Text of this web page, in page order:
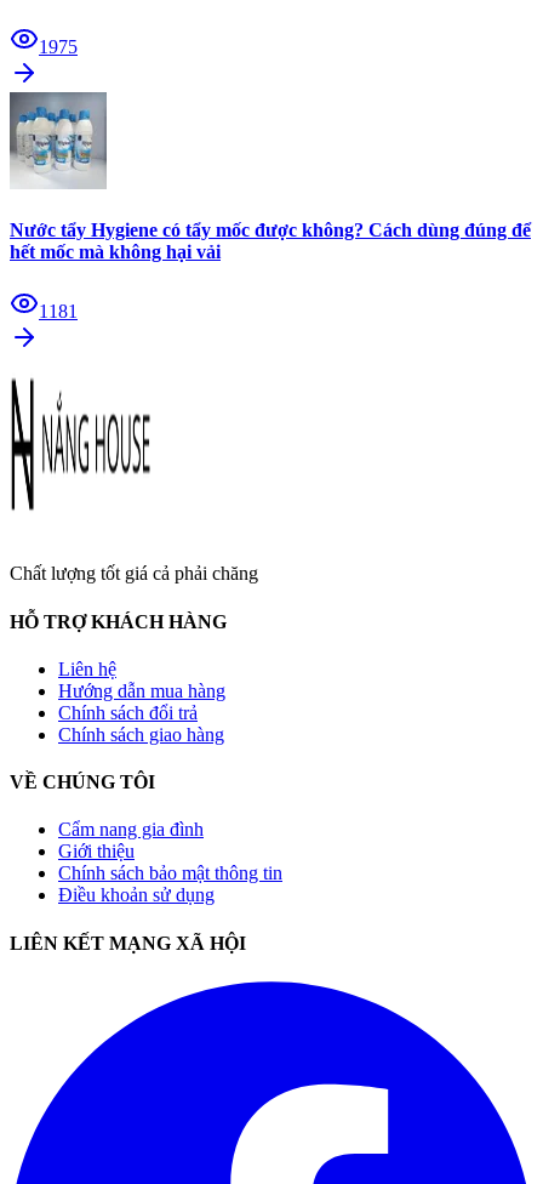
1975
Nước tẩy Hygiene có tẩy mốc được không? Cách dùng đúng để
hết mốc mà không hại vải
1181
Chất lượng tốt giá cả phải chăng
HỖ TRỢ KHÁCH HÀNG
Liên hệ
Hướng dẫn mua hàng
Chính sách đổi trả
Chính sách giao hàng
VỀ CHÚNG TÔI
Cẩm nang gia đình
Giới thiệu
Chính sách bảo mật thông tin
Điều khoản sử dụng
LIÊN KẾT MẠNG XÃ HỘI